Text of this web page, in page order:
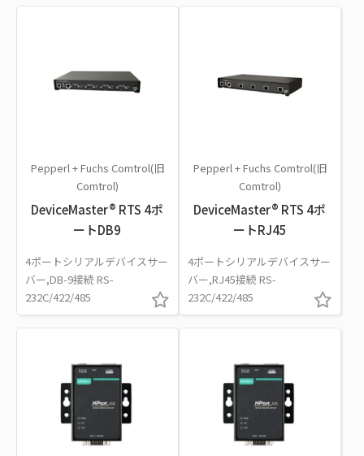
Pepperl + Fuchs Comtrol(旧
Comtrol)
DeviceMaster® RTS 4ポ
ートDB9
4ポートシリアルデバイスサー
バー,DB-9接続 RS-
232C/422/485
Pepperl + Fuchs Comtrol(旧
Comtrol)
DeviceMaster® RTS 4ポ
ートRJ45
4ポートシリアルデバイスサー
バー,RJ45接続 RS-
232C/422/485